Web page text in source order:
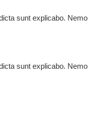
sunt explicabo. Nemo
sunt explicabo. Nemo